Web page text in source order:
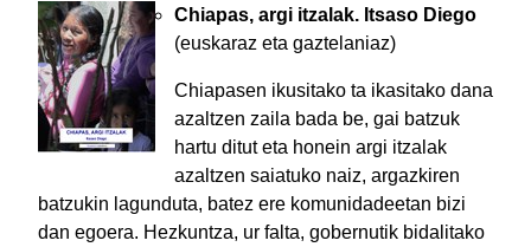
Chiapas, argi itzalak. Itsaso Diego
(euskaraz eta gaztelaniaz)
Chiapasen ikusitako ta ikasitako dana
azaltzen zaila bada be, gai batzuk
hartu ditut eta honein argi itzalak
azaltzen saiatuko naiz, argazkiren
batzukin lagunduta, batez ere komunidadeetan bizi
dan egoera. Hezkuntza, ur falta, gobernutik bidalitako